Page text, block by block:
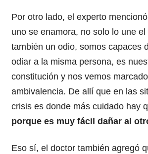
Por otro lado, el experto
uno se enamora, no solo lo une el
también un odio, somos capaces
odiar a la misma persona, es
constitución y nos vemos
ambivalencia. De allí que en las
crisis es donde más cuidado hay
porque es muy fácil dañar al
Eso sí, el doctor también agregó